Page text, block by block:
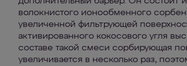
волокнистого ионообменного
увеличенной фильтрующей
активированного кокосового угля
составе такой смеси сорбирующая
увеличивается в несколько раз,